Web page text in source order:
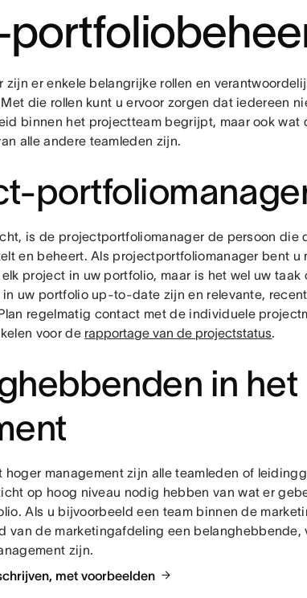
er enkele belangrijke rollen en
die rollen kunt u ervoor zorgen dat iedereen
binnen het projectteam begrijpt, maar ook wat
alle andere teamleden zijn.
is de projectportfoliomanager de persoon die
en beheert. Als projectportfoliomanager bent u
project in uw portfolio, maar is het wel uw taak
uw portfolio up-to-date zijn en relevante,
regelmatig contact met de individuele
voor de rapportage van de projectstatus
in het
management zijn alle teamleden of
op hoog niveau nodig hebben van wat er
Als u bijvoorbeeld een team binnen de
van de marketingafdeling een belanghebbende,
zijn.
met voorbeelden